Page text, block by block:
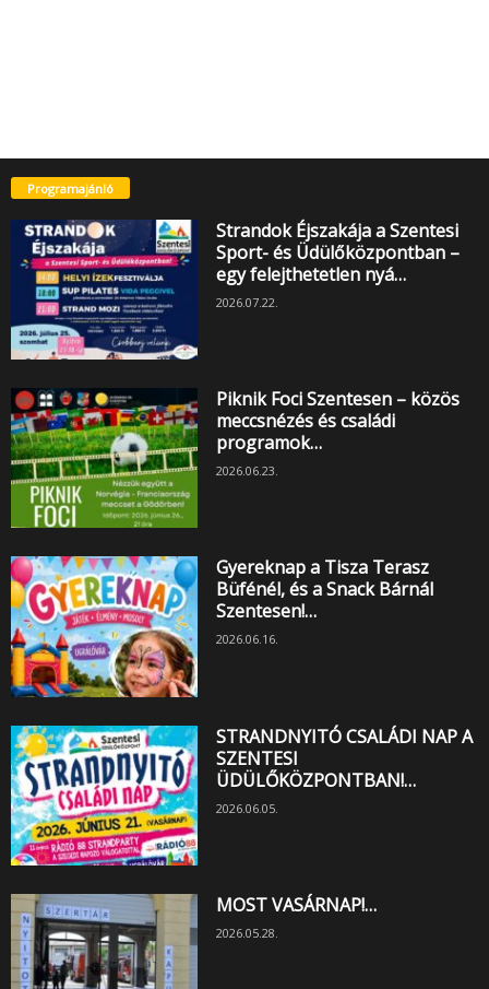
Programajánló
Strandok Éjszakája a Szentesi
Sport- és Üdülőközpontban –
egy felejthetetlen nyá…
2026.07.22.
Piknik Foci Szentesen – közös
meccsnézés és családi
programok…
2026.06.23.
Gyereknap a Tisza Terasz
Büfénél, és a Snack Bárnál
Szentesen!…
2026.06.16.
STRANDNYITÓ CSALÁDI NAP A
SZENTESI
ÜDÜLŐKÖZPONTBAN!…
2026.06.05.
MOST VASÁRNAP!…
2026.05.28.